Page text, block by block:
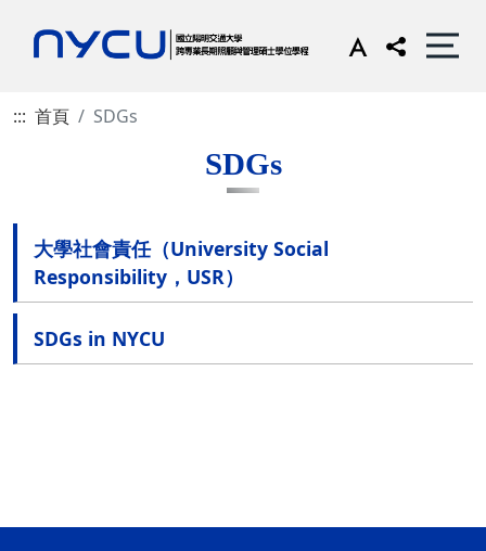
::: 首頁 SDGs
SDGs
大學社會責任（University Social
Responsibility，USR）
SDGs in NYCU